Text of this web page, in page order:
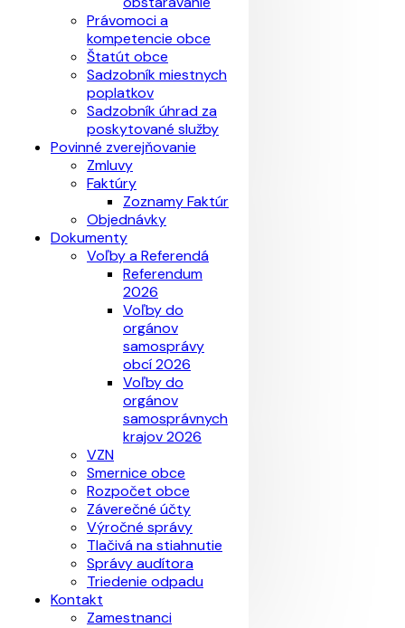
Právomoci a
kompetencie obce
Štatút obce
Sadzobník miestnych
poplatkov
Sadzobník úhrad za
poskytované služby
Povinné zverejňovanie
Zmluvy
Faktúry
Zoznamy Faktúr
Objednávky
Dokumenty
Voľby a Referendá
Referendum
2026
Voľby do
orgánov
samosprávy
obcí 2026
Voľby do
orgánov
samosprávnych
krajov 2026
VZN
Smernice obce
Rozpočet obce
Záverečné účty
Výročné správy
Tlačivá na stiahnutie
Správy audítora
Triedenie odpadu
Kontakt
Zamestnanci